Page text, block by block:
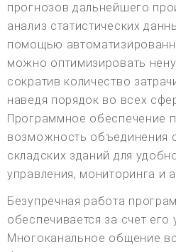
прогнозов дальнейшего
анализ статистических
помощью
можно оптимизировать
сократив количество
наведя порядок во всех
Программное обеспечение
возможность объединения
складских зданий для
управления, мониторинга и
Безупречная работа
обеспечивается за счет его
Многоканальное общение